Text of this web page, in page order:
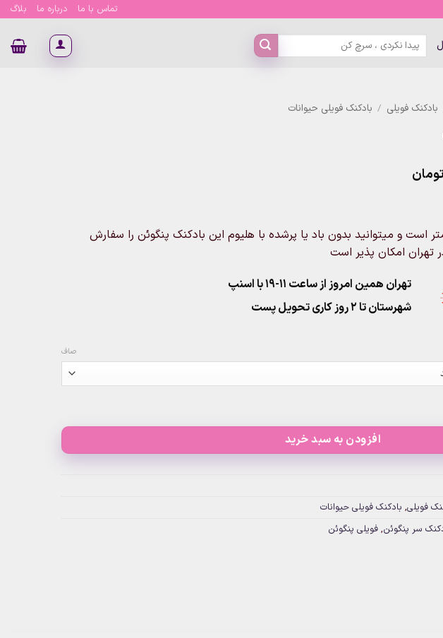
تماس با ما درباره ما بلاگ
جستجو
برای:
بادکنک فویلی / بادکنک فویلی حیوانات
تومان
through
۴۳۰,۰۰۰تومان
محصول 50 در 53 سانتیمتر است و میتوانید بدون باد یا پرشده با هلیوم این بادکنک پنگوئن را سفارش
تهران امکان پذیر است
تهران همین امروز از ساعت ۱۱-۱۹ با اسنپ
شهرستان تا 2 روز کاری تحویل پست
صاف
افزودن به سبد خرید
فویلی, بادکنک فویلی حیوانات
سر پنگوئن, فویلی پنگوئن